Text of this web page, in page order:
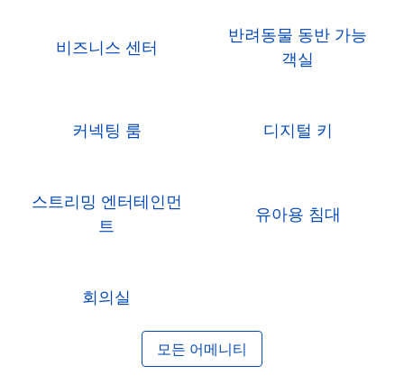
비즈니스 센터
반려동물 동반 가능
객실
커넥팅 룸 디지털 키
스트리밍 엔터테인먼
트
유아용 침대
회의실
모든 어메니티